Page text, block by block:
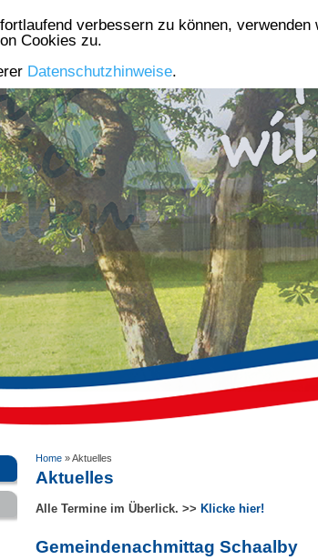
Die Gemeinde Aktuelles
Home »Aktuelles
Aktuelles
Alle Termine im Überlick. >> Klicke hier!
Gemeindenachmittag Schaalby
verbessern zu können,
Cookies zu.
Datenschutzhinweise.